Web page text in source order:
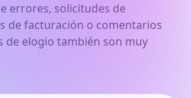
errores, solicitudes de
de facturación o comentarios
de elogio también son muy